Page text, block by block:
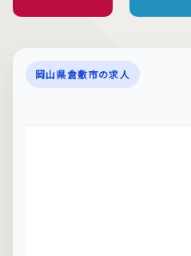
岡山県倉敷市の求人